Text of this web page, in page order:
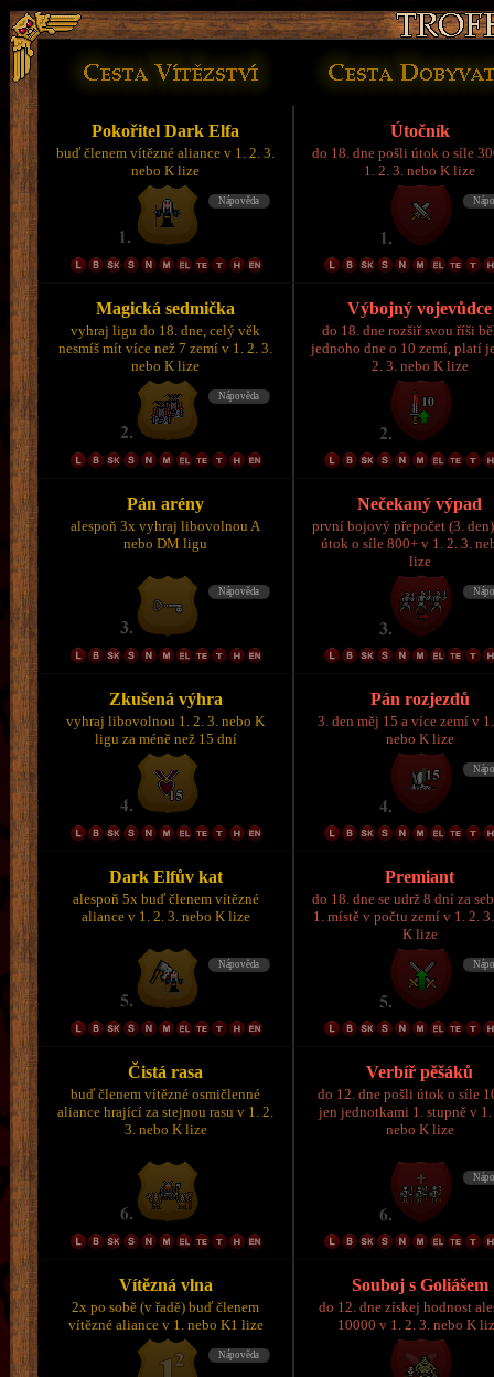
Pokořitel Dark Elfa
buď členem vítězné aliance v 1. 2. 3.
nebo K lize
Útočník
do 18. dne pošli útok o síle
1. 2. 3. nebo K lize
Magická sedmička
vyhraj ligu do 18. dne, celý věk
nesmíš mít více než 7 zemí v 1. 2. 3.
nebo K lize
Výbojný vojevůdce
do 18. dne rozšiř svou říši
jednoho dne o 10 zemí, platí
2. 3. nebo K lize
Pán arény
alespoň 3x vyhraj libovolnou A
nebo DM ligu
Nečekaný výpad
první bojový přepočet (3.
útok o síle 800+ v 1. 2. 3.
lize
Zkušená výhra
vyhraj libovolnou 1. 2. 3. nebo K
ligu za méně než 15 dní
Pán rozjezdů
3. den měj 15 a více zemí v
nebo K lize
Dark Elfův kat
alespoň 5x buď členem vítězné
aliance v 1. 2. 3. nebo K lize
Premiant
do 18. dne se udrž 8 dní za
1. místě v počtu zemí v 1. 2.
K lize
Čistá rasa
buď členem vítězné osmičlenné
aliance hrající za stejnou rasu v 1. 2.
3. nebo K lize
Verbíř pěšáků
do 12. dne pošli útok o síle
jen jednotkami 1. stupně v 1.
nebo K lize
Vítězná vlna
2x po sobě (v řadě) buď členem
vítězné aliance v 1. nebo K1 lize
Souboj s Goliášem
do 12. dne získej hodnost
10000 v 1. 2. 3. nebo K